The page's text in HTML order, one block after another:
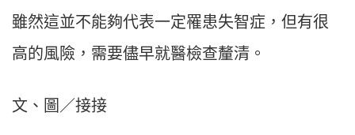
雖然這並不能夠代表一定罹患失智症，但有很
高的風險，需要儘早就醫檢查釐清。
文、圖／接接